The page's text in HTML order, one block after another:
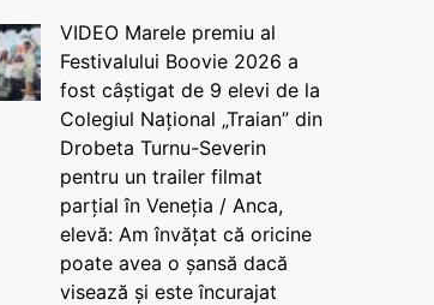
VIDEO Marele premiu al
Festivalului Boovie 2026 a
fost câștigat de 9 elevi de la
Colegiul Național „Traian” din
Drobeta Turnu-Severin
pentru un trailer filmat
parțial în Veneția / Anca,
elevă: Am învățat că oricine
poate avea o șansă dacă
visează și este încurajat